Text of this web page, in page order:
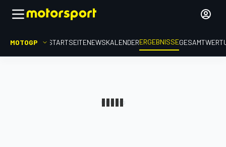
MOTOGP STARTSEITENEWSKALENDERERGEBNISSE